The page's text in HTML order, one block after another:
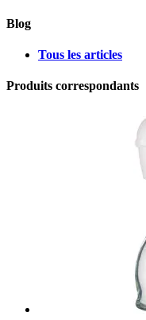
Blog
Tous les articles
Produits correspondants